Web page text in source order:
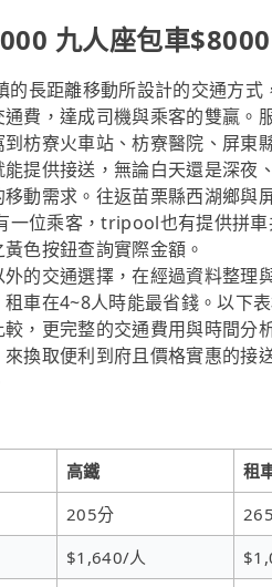
九人座包車$8000
長距離移動所設計的交通方
費，達成司機與乘客的雙贏。
枋寮火車站、枋寮醫院、屏
提供接送，無論白天還是深
動需求。往返苗栗縣西湖鄉
一位乘客，tripool也有提供拼
色按鈕查詢實際金額。
的交通選擇，在經過資料整理
車在4~8人時能最省錢。以下
，更完整的交通費用與時間
換取便利到府且價格實惠的
高鐵 租
205分
$1,640/人